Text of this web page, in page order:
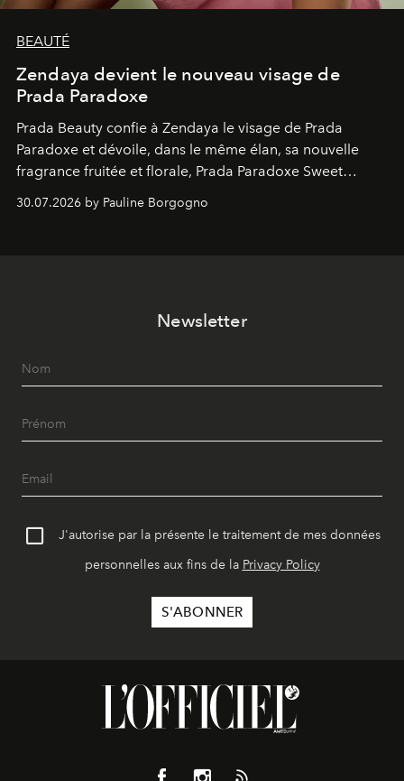
BEAUTÉ
Zendaya devient le nouveau visage de
Prada Paradoxe
Prada Beauty confie à Zendaya le visage de Prada
Paradoxe et dévoile, dans le même élan, sa nouvelle
fragrance fruitée et florale, Prada Paradoxe Sweet
Chemistry Eau de Parfum.
30.07.2026 by Pauline Borgogno
Newsletter
J'autorise par la présente le traitement de mes données
personnelles aux fins de la Privacy Policy